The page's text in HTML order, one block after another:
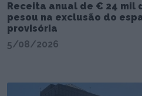
Receita anual de € 24 mil
pesou na exclusão do
provisória
5/08/2026